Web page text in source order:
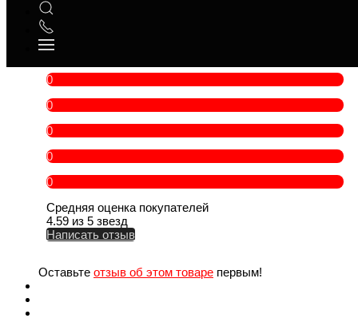
Персон
Вес
Бренд
0
0
0
0
0
Средняя оценка покупателей
4.59 из 5 звезд
Написать отзыв
Оставьте отзыв об этом товаре первым!